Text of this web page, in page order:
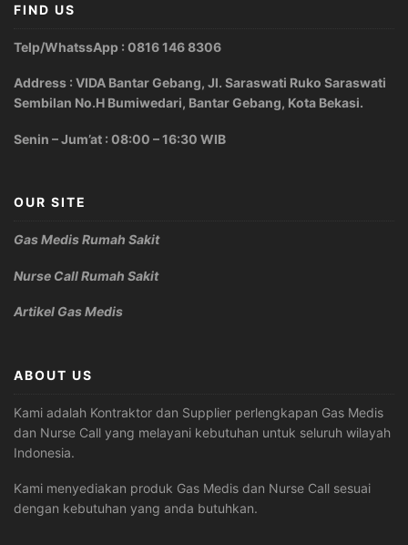
FIND US
Telp/WhatssApp : 0816 146 8306
Address : VIDA Bantar Gebang, Jl. Saraswati Ruko Saraswati
Sembilan No.H Bumiwedari, Bantar Gebang, Kota Bekasi.
Senin – Jum’at : 08:00 – 16:30 WIB
OUR SITE
Gas Medis Rumah Sakit
Nurse Call Rumah Sakit
Artikel Gas Medis
ABOUT US
Kami adalah Kontraktor dan Supplier perlengkapan Gas Medis
dan Nurse Call yang melayani kebutuhan untuk seluruh wilayah
Indonesia.
Kami menyediakan produk Gas Medis dan Nurse Call sesuai
dengan kebutuhan yang anda butuhkan.